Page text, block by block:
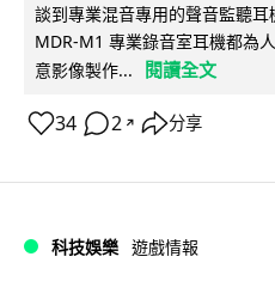
談到專業混音專用的聲音監聽
MDR-M1 專業錄音室耳機都為
意影像製作...
閱讀全文
34 2 ↗ 分享
科技娛樂 遊戲情報